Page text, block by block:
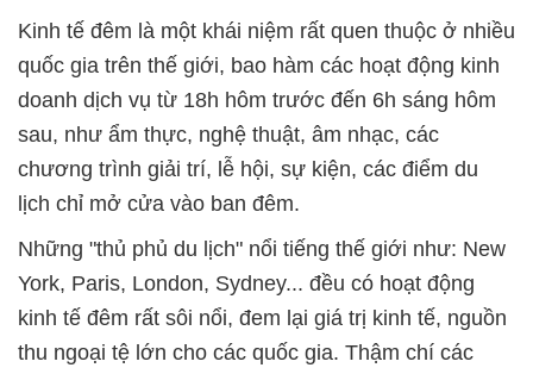
Kinh tế đêm là một khái niệm rất quen thuộc ở nhiều
quốc gia trên thế giới, bao hàm các hoạt động kinh
doanh dịch vụ từ 18h hôm trước đến 6h sáng hôm
sau, như ẩm thực, nghệ thuật, âm nhạc, các
chương trình giải trí, lễ hội, sự kiện, các điểm du
lịch chỉ mở cửa vào ban đêm.
Những "thủ phủ du lịch" nổi tiếng thế giới như: New
York, Paris, London, Sydney... đều có hoạt động
kinh tế đêm rất sôi nổi, đem lại giá trị kinh tế, nguồn
thu ngoại tệ lớn cho các quốc gia. Thậm chí các